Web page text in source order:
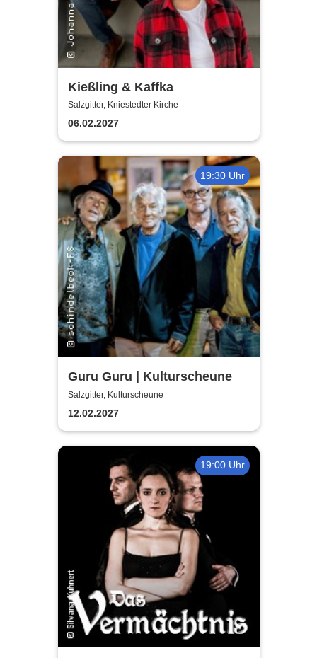
Kießling & Kaffka
Salzgitter, Kniestedter Kirche
06.02.2027
19:30 Uhr
Guru Guru | Kulturscheune
Salzgitter, Kulturscheune
12.02.2027
19:00 Uhr